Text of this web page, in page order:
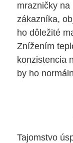
mrazničky na
zákazníka,
ho dôležité
Znížením
konzistencia
by ho
Tajomstvo